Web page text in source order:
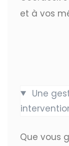
et à vos
Une
Que vous